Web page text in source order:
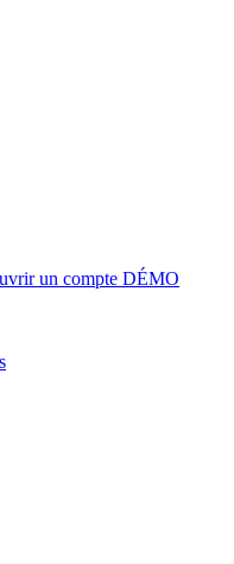
un compte DÉMO